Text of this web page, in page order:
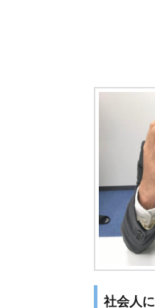
社会人